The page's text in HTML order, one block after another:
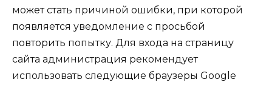
может стать причиной ошибки, при которой
появляется уведомление с просьбой
повторить попытку. Для входа на страницу
сайта администрация рекомендует
использовать следующие браузеры Google